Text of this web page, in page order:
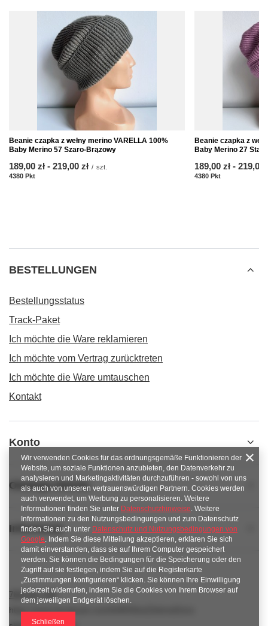
Beanie czapka z wełny merino VARELLA 100%
Baby Merino 57 Szaro-Brązowy
ab
189,00 zł - bis
219,00 zł / szt.
4380 Pkt
Beanie czapka z
Baby Merino 27
ab
189,00 zł - bis
219,00
4380 Pkt
BESTELLUNGEN
Bestellungsstatus
Track-Paket
Ich möchte die Ware reklamieren
Ich möchte vom Vertrag zurücktreten
Ich möchte die Ware umtauschen
Kontakt
Konto
Obsługa klienta
Informacje
789 221 795
https://www.facebook.com/KAROlineZielonaGora
Wir verwenden Cookies für das ordnungsgemäße Funktionieren der
Website, um soziale Funktionen anzubieten, den Datenverkehr zu
analysieren und Marketingaktivitäten durchzuführen - sowohl von uns
als auch von unseren vertrauenswürdigen Partnern. Cookies werden
auch verwendet, um Werbung zu personalisieren. Weitere
Informationen finden Sie unter Datenschutzhinweise. Weitere
Informationen zu den Nutzungsbedingungen und zum Datenschutz
finden Sie auch unter Datenschutz und Nutzungsbedingungen von
Google. Indem Sie diese Mitteilung akzeptieren, erklären Sie sich
damit einverstanden, dass sie auf Ihrem Computer gespeichert
werden. Sie können die Bedingungen für die Speicherung oder den
Zugriff auf sie festlegen, indem Sie auf die Registerkarte
„Zustimmungen konfigurieren“ klicken. Sie können Ihre Einwilligung
jederzeit widerrufen, indem Sie die Cookies von Ihrem Browser auf
dem jeweiligen Endgerät löschen.
Schließen